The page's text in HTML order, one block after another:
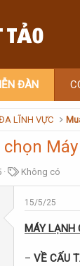
ĐÀN
LĨNH VỰC
chọn
T
ừ
ó
a
Không có
15/5/25
MÁY LẠNH
– VỀ CẤU